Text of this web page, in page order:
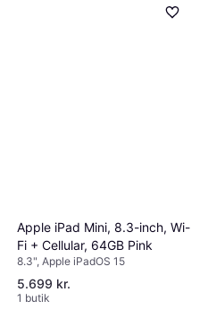
Apple iPad Mini, 8.3-inch, Wi-
Fi + Cellular, 64GB Pink
8.3", Apple iPadOS 15
5.699 kr.
1 butik